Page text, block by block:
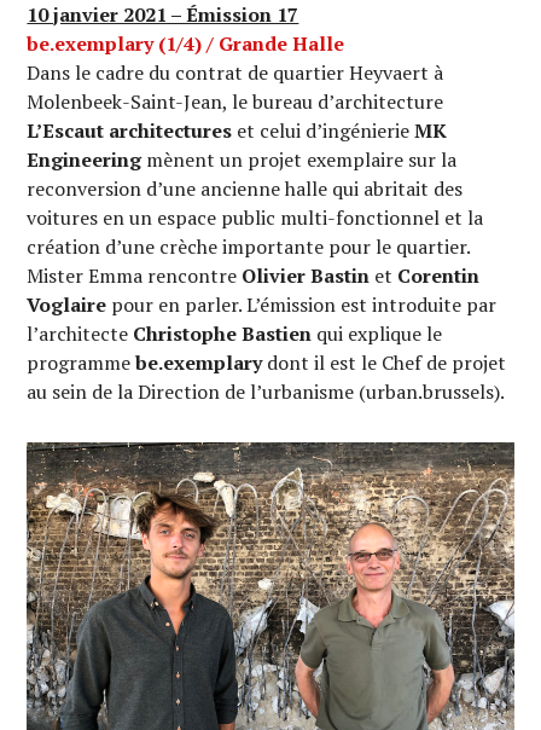
10 janvier 2021 – Émission 17
be.exemplary (1/4) / Grande Halle
Dans le cadre du contrat de quartier Heyvaert à
Molenbeek-Saint-Jean, le bureau d’architecture
L’Escaut architectures et celui d’ingénierieMK
Engineeringmènent un projet exemplaire sur la
reconversion d’une ancienne halle qui abritait des
voitures en un espace public multi-fonctionnel et la
création d’une crèche importante pour le quartier.
Mister Emma rencontre Olivier Bastin et Corentin
Voglaire pour en parler. L’émission est introduite par
l’architecte Christophe Bastien qui explique le
programmebe.exemplarydont il est le Chef de projet
au sein de la Direction de l’urbanisme (urban.brussels).